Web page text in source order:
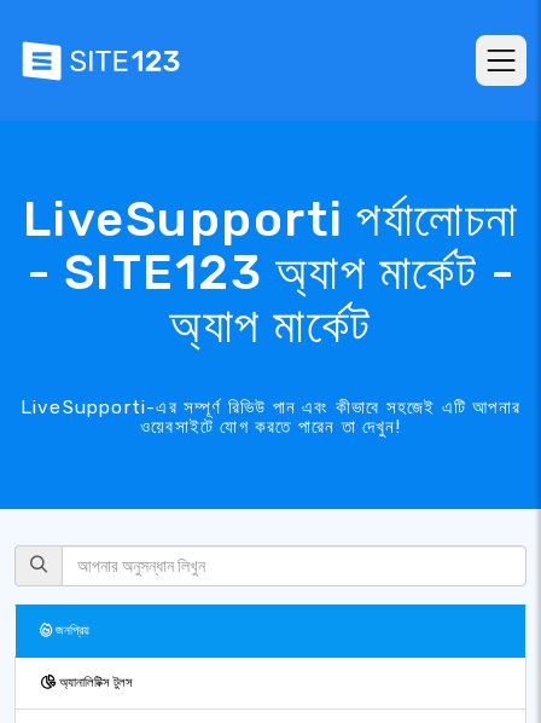
LiveSupporti পর্যালোচনা
- SITE123 অ্যাপ মার্কেট -
অ্যাপ মার্কেট
LiveSupporti-এর সম্পূর্ণ রিভিউ পান এবং কীভাবে সহজেই এটি আপনার
ওয়েবসাইটে যোগ করতে পারেন তা দেখুন!
জনপ্রিয়
অ্যানালিটিক্স টুলস